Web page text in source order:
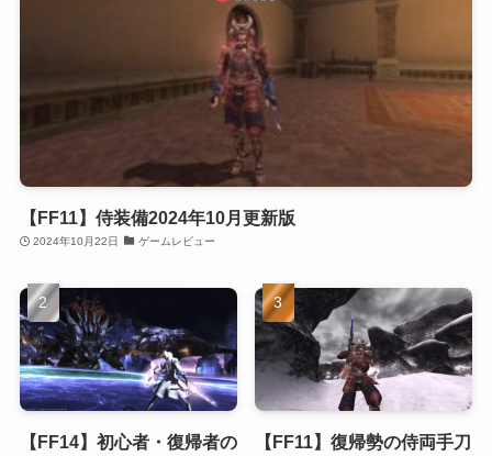
【FF11】侍装備2024年10月更新版
2024年10月22日 ゲームレビュー
【FF14】初心者・復帰者の
【FF11】復帰勢の侍両手刀